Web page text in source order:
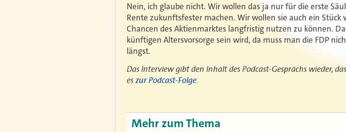
Nein, ich glaube nicht. Wir wollen das ja nur für die erste
Rente zukunftsfester machen. Wir wollen sie auch ein
Chancen des Aktienmarktes langfristig nutzen zu können.
künftigen Altersvorsorge sein wird, da muss man die FDP
längst.
Das Interview gibt den Inhalt des Podcast-Gesprächs wieder,
eszur Podcast-Folge.
Mehr zum Thema